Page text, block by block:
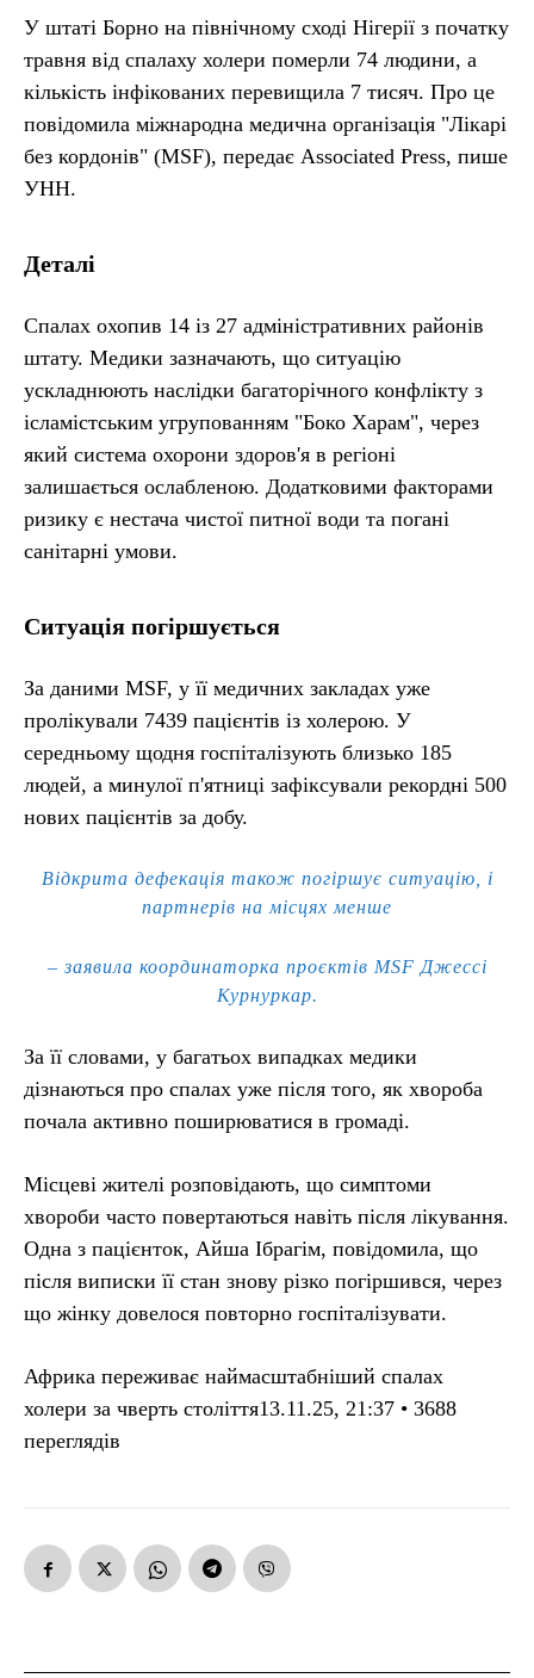
У штаті Борно на північному сході Нігерії з початку
травня від спалаху холери померли 74 людини, а
кількість інфікованих перевищила 7 тисяч. Про це
повідомила міжнародна медична організація "Лікарі
без кордонів" (MSF), передає Associated Press, пише
УНН.
Деталі
Спалах охопив 14 із 27 адміністративних районів
штату. Медики зазначають, що ситуацію
ускладнюють наслідки багаторічного конфлікту з
ісламістським угрупованням "Боко Харам", через
який система охорони здоров'я в регіоні
залишається ослабленою. Додатковими факторами
ризику є нестача чистої питної води та погані
санітарні умови.
Ситуація погіршується
За даними MSF, у її медичних закладах уже
пролікували 7439 пацієнтів із холерою. У
середньому щодня госпіталізують близько 185
людей, а минулої п'ятниці зафіксували рекордні 500
нових пацієнтів за добу.
Відкрита дефекація також погіршує ситуацію, і
партнерів на місцях менше
– заявила координаторка проєктів MSF Джессі
Курнуркар.
За її словами, у багатьох випадках медики
дізнаються про спалах уже після того, як хвороба
почала активно поширюватися в громаді.
Місцеві жителі розповідають, що симптоми
хвороби часто повертаються навіть після лікування.
Одна з пацієнток, Айша Ібрагім, повідомила, що
після виписки її стан знову різко погіршився, через
що жінку довелося повторно госпіталізувати.
Африка переживає наймасштабніший спалах
холери за чверть століття13.11.25, 21:37 • 3688
переглядiв